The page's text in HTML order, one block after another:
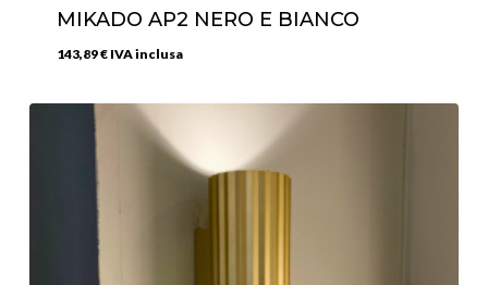
MIKADO AP2 NERO E BIANCO
143,89€ IVA inclusa